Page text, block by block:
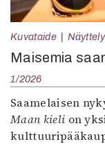
Kuvataide
Maisemia
1/2026
Saamelaisen
Maan kieli on